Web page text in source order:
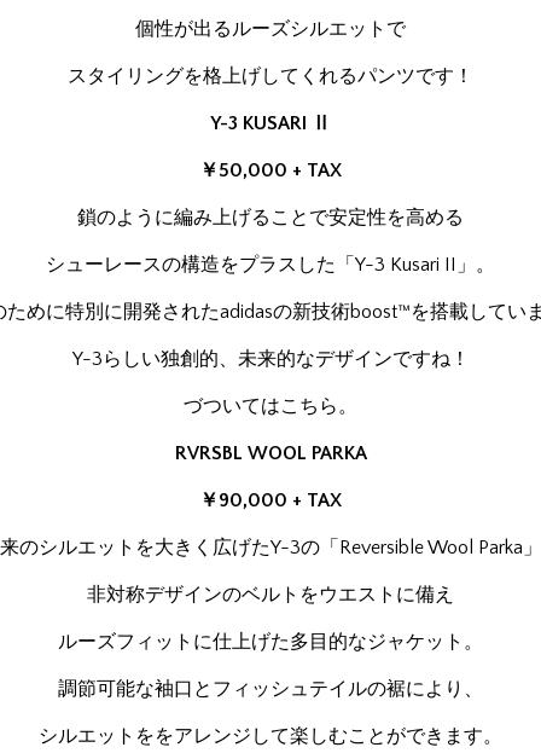
個性が出るルーズシルエットで
スタイリングを格上げしてくれるパンツです！
Y-3 KUSARI Ⅱ
￥50,000 + TAX
鎖のように編み上げることで安定性を高める
シューレースの構造をプラスした「Y-3 Kusari II」。
ために特別に開発されたadidasの新技術boost™を搭載していま
Y-3らしい独創的、未来的なデザインですね！
づついてはこちら。
RVRSBL WOOL PARKA
￥90,000 + TAX
のシルエットを大きく広げたY-3の「Reversible Wool Parka」
非対称デザインのベルトをウエストに備え
ルーズフィットに仕上げた多目的なジャケット。
調節可能な袖口とフィッシュテイルの裾により、
シルエットををアレンジして楽しむことができます。